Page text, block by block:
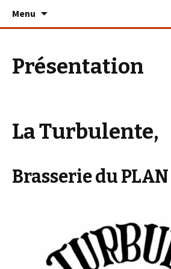
Le PLAN B – La
Menu
Présentation
La Turbulente,
Brasserie du PLAN